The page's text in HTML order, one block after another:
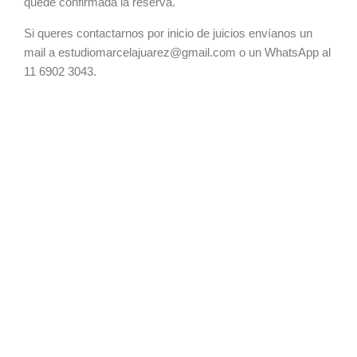
Si queres contactarnos por inicio de juicios envíanos un
mail a estudiomarcelajuarez@gmail.com o un WhatsApp al
11 6902 3043.